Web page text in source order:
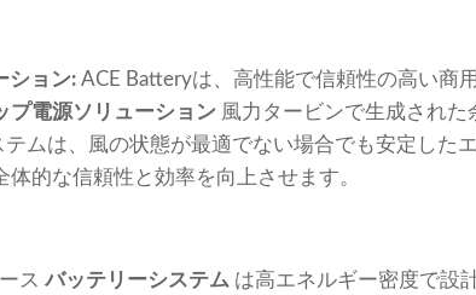
ション: ACE Batteryは、高性能で信頼性の高い商
プ電源ソリューション 風力タービンで生成され
ムは、風の状態が最適でない場合でも安定した
体的な信頼性と効率を向上させます。
ス バッテリーシステム は高エネルギー密度で設